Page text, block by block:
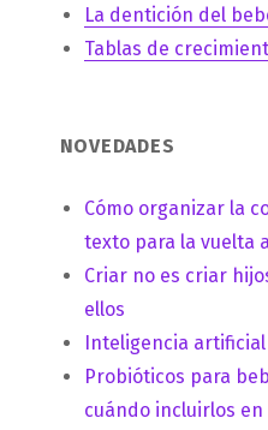
La dentición del
Tablas de
NOVEDADES
Cómo organizar la
texto para la vuelta
Criar no es criar
ellos
Inteligencia
Probióticos para
cuándo incluirlos en